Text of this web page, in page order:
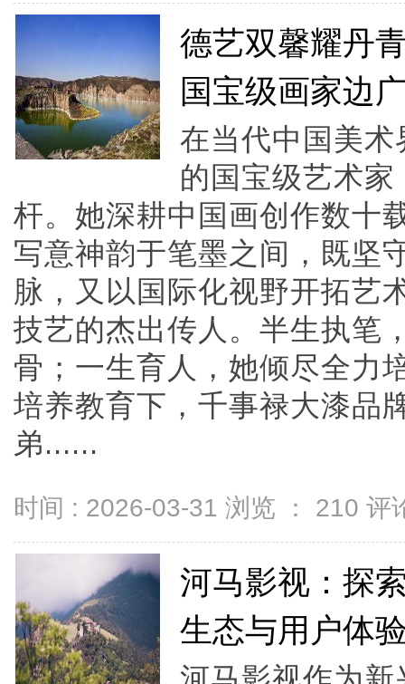
德艺双馨耀丹
国宝级画家边
在当代中国美
的国宝级艺术
杆。她深耕中国画创作数十
写意神韵于笔墨之间，既坚
脉，又以国际化视野开拓艺
技艺的杰出传人。半生执笔
骨；一生育人，她倾尽全力
培养教育下，千事禄大漆品
弟......
时间 : 2026-03-31 浏览 ： 210 评
河马影视：探
生态与用户体